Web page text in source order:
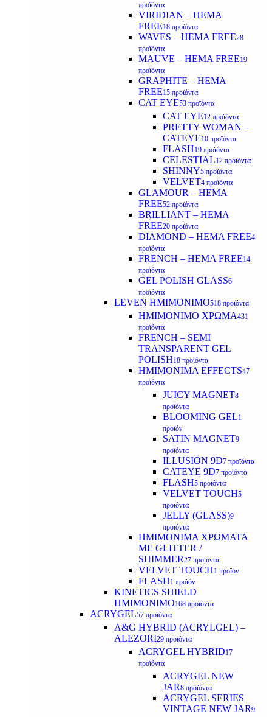
προϊόντα
VIRIDIAN – HEMA
FREE18 προϊόντα
WAVES – HEMA FREE28
προϊόντα
MAUVE – HEMA FREE19
προϊόντα
GRAPHITE – HEMA
FREE15 προϊόντα
CAT EYE53 προϊόντα
CAT EYE12 προϊόντα
PRETTY WOMAN –
CATEYE10 προϊόντα
FLASH19 προϊόντα
CELESTIAL12 προϊόντα
SHINNY5 προϊόντα
VELVET4 προϊόντα
GLAMOUR – HEMA
FREE52 προϊόντα
BRILLIANT – HEMA
FREE20 προϊόντα
DIAMOND – HEMA FREE4
προϊόντα
FRENCH – HEMA FREE14
προϊόντα
GEL POLISH GLASS6
προϊόντα
LEVEN ΗΜΙΜΟΝΙΜΟ518 προϊόντα
ΗΜΙΜΟΝΙΜΟ ΧΡΩΜΑ431
προϊόντα
FRENCH – SEMI
TRANSPARENT GEL
POLISH18 προϊόντα
HMIMONIMA EFFECTS47
προϊόντα
JUICY MAGNET8
προϊόντα
BLOOMING GEL1
προϊόν
SATIN MAGNET9
προϊόντα
ILLUSION 9D7 προϊόντα
CATEYE 9D7 προϊόντα
FLASH5 προϊόντα
VELVET TOUCH5
προϊόντα
JELLY (GLASS)9
προϊόντα
ΗΜΙΜΟΝΙΜA ΧΡΩΜΑΤΑ
ΜΕ GLITTER /
SHIMMER27 προϊόντα
VELVET TOUCH1 προϊόν
FLASH1 προϊόν
KINETICS SHIELD
ΗΜΙΜΟΝΙΜΟ168 προϊόντα
ACRYGEL57 προϊόντα
A&G HYBRID (ACRYLGEL) –
ALEZORI29 προϊόντα
ACRYGEL HYBRID17
προϊόντα
ACRYGEL NEW
JAR8 προϊόντα
ACRYGEL SERIES
VINTAGE NEW JAR9